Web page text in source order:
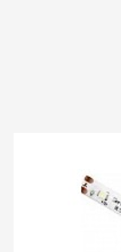
персональных
ст. 8, пп. 4 п. 2 ст.
посредством
этом компания
конфиденциальность